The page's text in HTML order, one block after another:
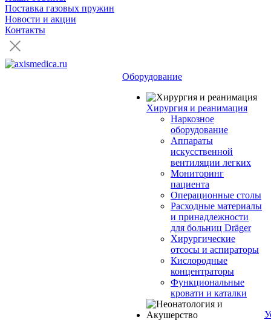
Поставка газовых пружин
Новости и акции
Контакты
Оборудование
Хирургия и реанимация
Наркозное
оборудование
Аппараты
искусственной
вентиляции легких
Мониторинг
пациента
Операционные столы
Расходные материалы
и принадлежности
для больниц Dräger
Хирургические
отсосы и аспираторы
Кислородные
концентраторы
Функциональные
кровати и каталки